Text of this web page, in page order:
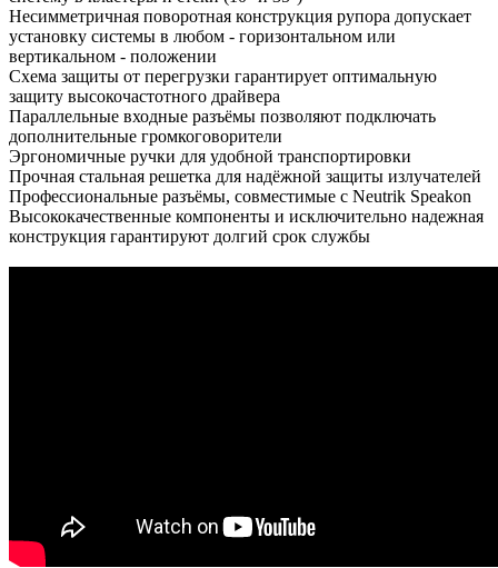
Несимметричная поворотная конструкция рупора допускает
установку системы в любом - горизонтальном или
вертикальном - положении
Схема защиты от перегрузки гарантирует оптимальную
защиту высокочастотного драйвера
Параллельные входные разъёмы позволяют подключать
дополнительные громкоговорители
Эргономичные ручки для удобной транспортировки
Прочная стальная решетка для надёжной защиты излучателей
Профессиональные разъёмы, совместимые с Neutrik Speakon
Высококачественные компоненты и исключительно надежная
конструкция гарантируют долгий срок службы